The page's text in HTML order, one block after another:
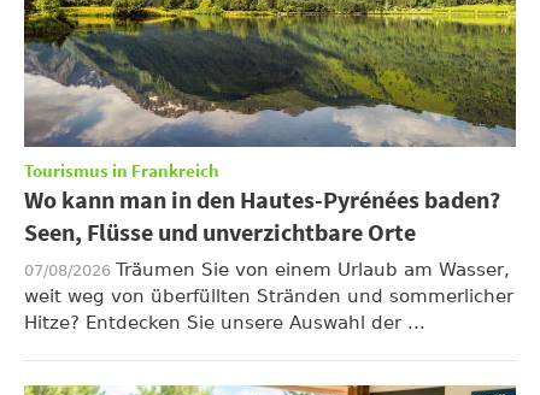
Tourismus in Frankreich
Wo kann man in den Hautes-Pyrénées baden?
Seen, Flüsse und unverzichtbare Orte
07/08/2026 Träumen Sie von einem Urlaub am Wasser,
weit weg von überfüllten Stränden und sommerlicher
Hitze? Entdecken Sie unsere Auswahl der ...